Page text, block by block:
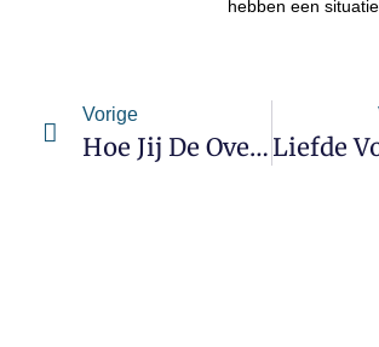
hebben een situatie,
Vorige
Hoe Jij De Overtuigingskracht Van Jouw Cv Met Een Factor 10 Vergroot [deel I]